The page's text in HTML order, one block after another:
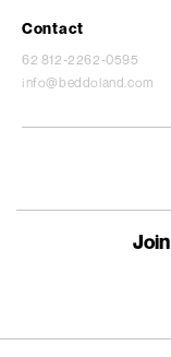
Contact
62 812-2262-0595
info@beddoland.com